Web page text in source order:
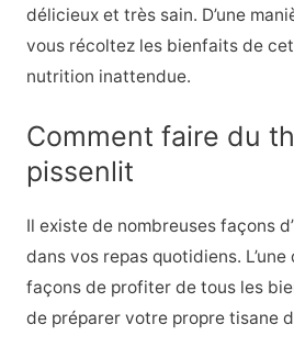
délicieux et très sain. D’une
vous récoltez les bienfaits de
nutrition inattendue.
Comment faire du
pissenlit
Il existe de nombreuses façons
dans vos repas quotidiens.
façons de profiter de tous les
de préparer votre propre tisane